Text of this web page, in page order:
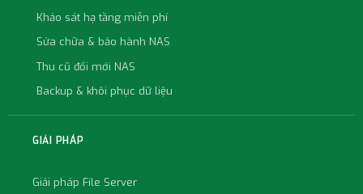
Khảo sát hạ tầng miễn phí
Sửa chữa & bảo hành NAS
Thu cũ đổi mới NAS
Backup & khôi phục dữ liệu
GIẢI PHÁP
Giải pháp File Server